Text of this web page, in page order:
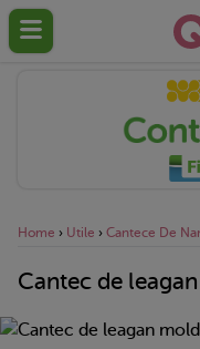
Home › Utile › Cantece De
Cantec de